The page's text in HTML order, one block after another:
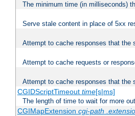
The minimum time (in milliseconds)
Serve stale content in place of 5xx
Attempt to cache responses that the
Attempt to cache requests or
Attempt to cache responses that the
CGIDScriptTimeout time[s|ms]
The length of time to wait for more
CGIMapExtension cgi-path